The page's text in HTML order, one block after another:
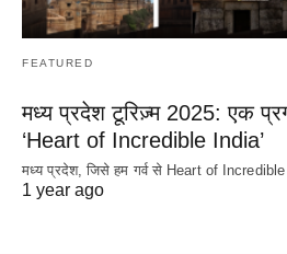
FEATURED
मध्य प्रदेश टूरिज़्म 2025: एक
‘Heart of Incredible India’
मध्य प्रदेश, जिसे हम गर्व से Heart of
1 year ago